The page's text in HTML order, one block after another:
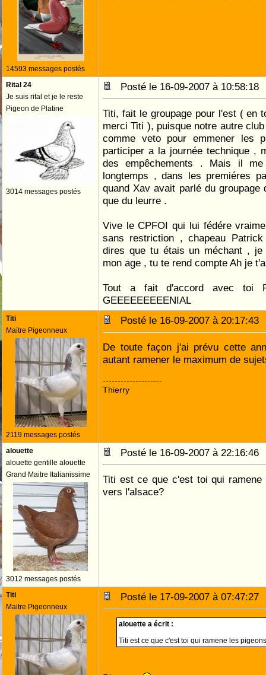
14593 messages postés
Rital 24
Je suis rital et je le reste
Pigeon de Platine
3014 messages postés
Posté le 16-09-2007 à
Titi, fait le groupage pour l'est ( en
merci Titi ), puisque notre autre
comme veto pour emmener les
participer a la journée technique ,
des empêchements . Mais il
longtemps , dans les premiéres
quand Xav avait parlé du
que du leurre .
Vive le CPFOI qui lui fédére
sans restriction , chapeau
dires que tu étais un méchant ,
mon age , tu te rend compte Ah je
Tout a fait d'accord avec toi
GEEEEEEEEENIAL
Titi
Maitre Pigeonneux
2119 messages postés
Posté le 16-09-2007 à
De toute façon j'ai prévu cette
autant ramener le maximum de
--------------------
Thierry
alouette
alouette gentille alouette
Grand Maitre Italianissime
3012 messages postés
Posté le 16-09-2007 à
Titi est ce que c'est toi qui ramene
vers l'alsace?
Titi
Maitre Pigeonneux
Posté le 17-09-2007 à
alouette a écrit :
Titi est ce que c'est toi qui ramene les